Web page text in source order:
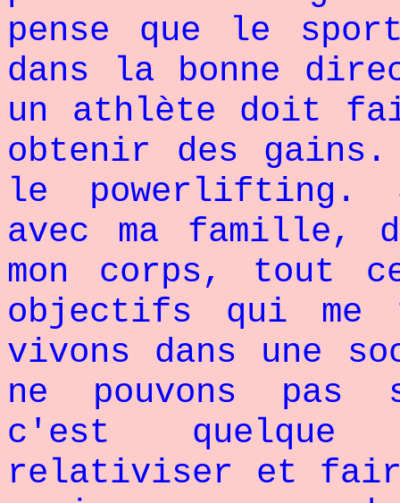
pense que le
dans la bonne
un athlète doit
obtenir des gains.
le powerlifting.
avec ma famille,
mon corps, tout
objectifs qui me
vivons dans une
ne pouvons pas
c'est
relativiser et